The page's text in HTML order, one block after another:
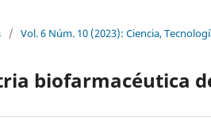
/ Vol. 6 Núm. 10 (2023): Ciencia,
biofarmacéutica